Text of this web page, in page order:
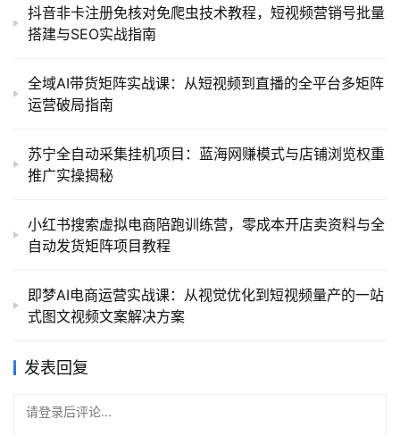
抖音非卡注册免核对免爬虫技术教程，短视频营销号批量
搭建与SEO实战指南
全域AI带货矩阵实战课：从短视频到直播的全平台多矩阵
运营破局指南
苏宁全自动采集挂机项目：蓝海网赚模式与店铺浏览权重
推广实操揭秘
小红书搜索虚拟电商陪跑训练营，零成本开店卖资料与全
自动发货矩阵项目教程
即梦AI电商运营实战课：从视觉优化到短视频量产的一站
式图文视频文案解决方案
发表回复
请登录后评论...